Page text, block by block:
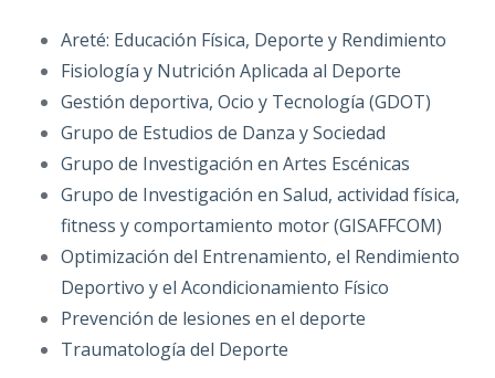
Areté: Educación Física, Deporte y Rendimiento
Fisiología y Nutrición Aplicada al Deporte
Gestión deportiva, Ocio y Tecnología (GDOT)
Grupo de Estudios de Danza y Sociedad
Grupo de Investigación en Artes Escénicas
Grupo de Investigación en Salud, actividad física,
fitness y comportamiento motor (GISAFFCOM)
Optimización del Entrenamiento, el Rendimiento
Deportivo y el Acondicionamiento Físico
Prevención de lesiones en el deporte
Traumatología del Deporte